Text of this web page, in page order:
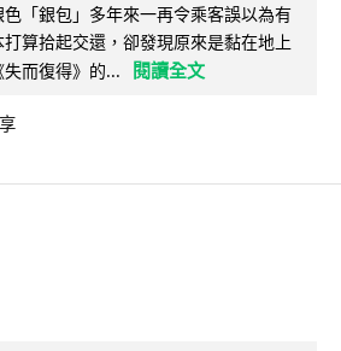
「銀包」多年來一再令乘客誤以為有
算拾起交還，卻發現原來是黏在地上
而復得》的...
閱讀全文